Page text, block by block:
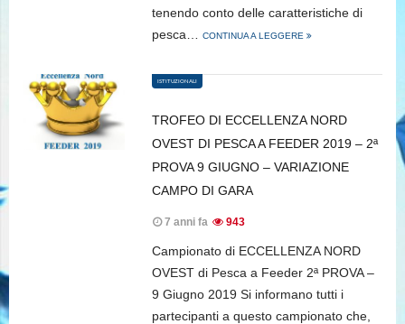
tenendo conto delle caratteristiche di
pesca…
CONTINUA A LEGGERE
ISTITUZIONALI
TROFEO DI ECCELLENZA NORD
OVEST DI PESCA A FEEDER 2019 – 2ª
PROVA 9 GIUGNO – VARIAZIONE
CAMPO DI GARA
7 anni fa 943
Campionato di ECCELLENZA NORD
OVEST di Pesca a Feeder 2ª PROVA –
9 Giugno 2019 Si informano tutti i
partecipanti a questo campionato che,